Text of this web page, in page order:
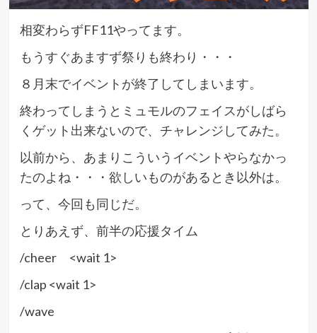
相変わらずFF11やってます。
もうすぐあますず祭りも終わり・・・
８月末でイベントが終了してしまいます。
終わってしまうとミュモルのフェイスがしばら
くゲット出来ないので、チャレンジしてみた。
以前から、あまりこういうイベントやらなかっ
たのよね・・・欲しいものがあるとき以外は。
って、今回も同じだ。
とりあえず、前半の応援タイム
/cheer <wait 1>
/clap <wait 1>
/wave